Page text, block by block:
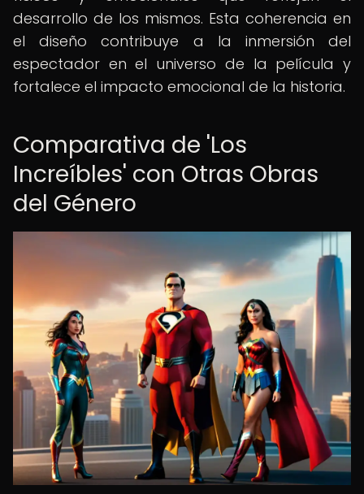
desarrollo de los mismos. Esta coherencia en
el diseño contribuye a la inmersión del
espectador en el universo de la película y
fortalece el impacto emocional de la historia.
Comparativa de 'Los
Increíbles' con Otras Obras
del Género